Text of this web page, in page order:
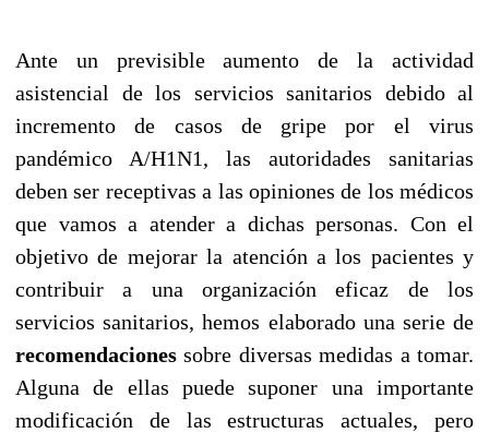
Ante un previsible aumento de la actividad
asistencial de los servicios sanitarios debido al
incremento de casos de gripe por el virus
pandémico A/H1N1, las autoridades sanitarias
deben ser receptivas a las opiniones de los médicos
que vamos a atender a dichas personas. Con el
objetivo de mejorar la atención a los pacientes y
contribuir a una organización eficaz de los
servicios sanitarios, hemos elaborado una serie de
recomendaciones sobre diversas medidas a tomar.
Alguna de ellas puede suponer una importante
modificación de las estructuras actuales, pero